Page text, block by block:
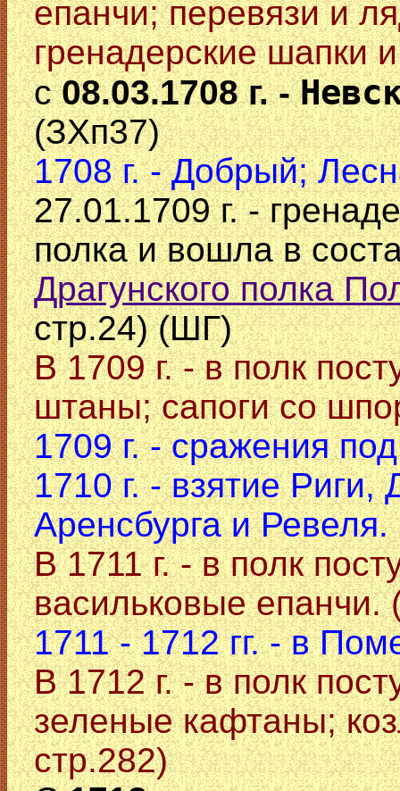
епанчи; перевязи и
гренадерские шапки
с08.03.1708 г. -
(ЗХп37)
1708 г. - Добрый;
27.01.1709 г. -
полка и вошла в
Драгунского полка
стр.24) (ШГ)
В 1709 г. - в полк
штаны; сапоги со
1709 г. - сражения
1710 г. - взятие
Аренсбурга и Ревеля.
В 1711 г. - в полк
васильковые епанчи.
1711 - 1712 гг. - в
В 1712 г. - в полк
зеленые кафтаны;
стр.282)